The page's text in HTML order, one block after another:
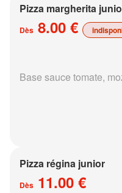
Pizza margherita
Dès 8.00 €
Base sauce tomate,
Pizza régina junior
Dès 11.00 €